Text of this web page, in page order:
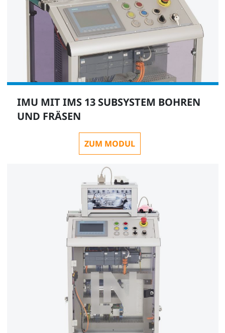
IMU MIT IMS 13 SUBSYSTEM BOHREN
UND FRÄSEN
ZUM MODUL